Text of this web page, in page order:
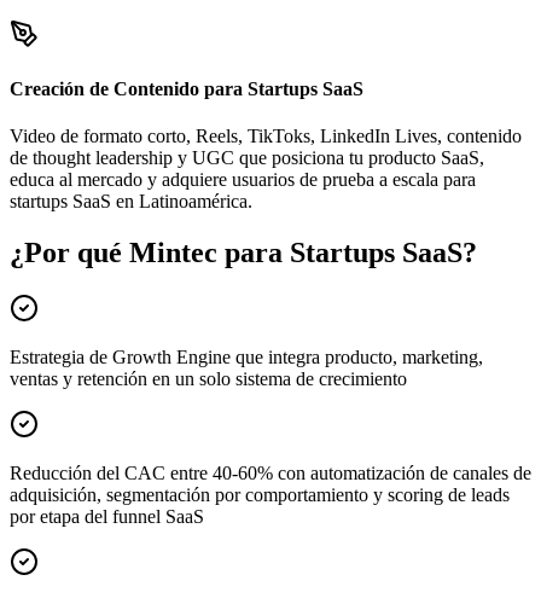
Creación de Contenido para Startups SaaS
Video de formato corto, Reels, TikToks, LinkedIn Lives, contenido
de thought leadership y UGC que posiciona tu producto SaaS,
educa al mercado y adquiere usuarios de prueba a escala para
startups SaaS en Latinoamérica.
¿Por qué Mintec para Startups SaaS?
Estrategia de Growth Engine que integra producto, marketing,
ventas y retención en un solo sistema de crecimiento
Reducción del CAC entre 40-60% con automatización de canales de
adquisición, segmentación por comportamiento y scoring de leads
por etapa del funnel SaaS